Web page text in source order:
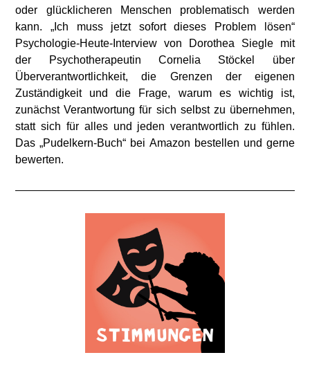
oder glücklicheren Menschen problematisch werden
kann. „Ich muss jetzt sofort dieses Problem lösen“
Psychologie-Heute-Interview von Dorothea Siegle mit
der Psychotherapeutin Cornelia Stöckel über
Überverantwortlichkeit, die Grenzen der eigenen
Zuständigkeit und die Frage, warum es wichtig ist,
zunächst Verantwortung für sich selbst zu übernehmen,
statt sich für alles und jeden verantwortlich zu fühlen.
Das „Pudelkern-Buch“ bei Amazon bestellen und gerne
bewerten.